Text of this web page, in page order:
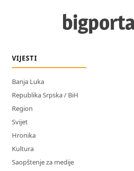
VIJESTI
Banja Luka
Republika Srpska / BiH
Region
Svijet
Hronika
Kultura
Saopštenje za medije